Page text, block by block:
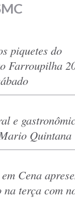
piquetes do
Farroupilha
e
Quintana
Cena
na terça com